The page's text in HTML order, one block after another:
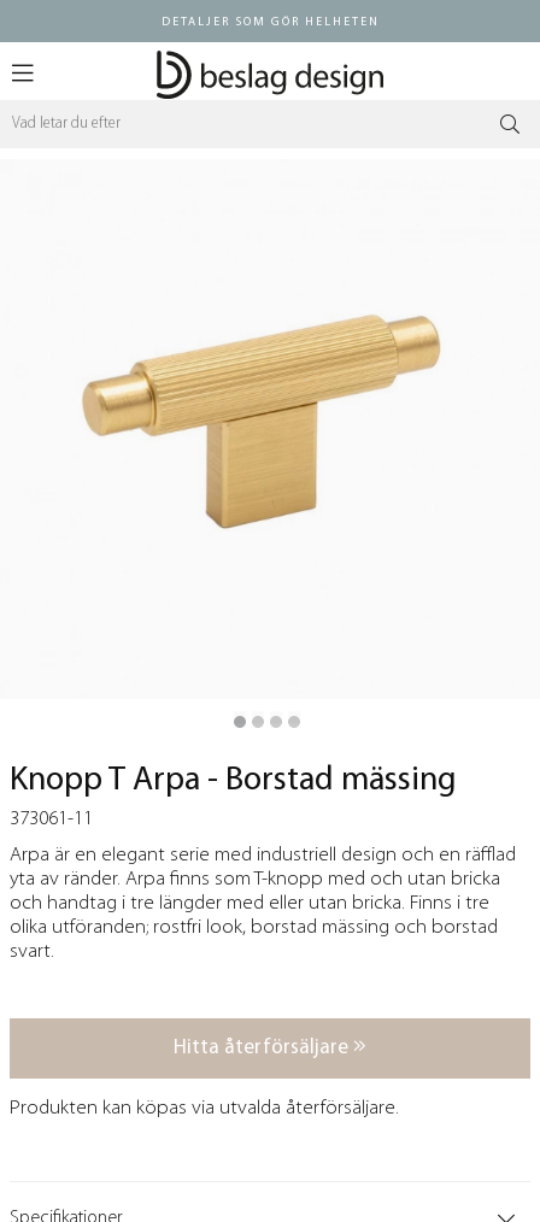
DETALJER SOM GÖR HELHETEN
Knopp T Arpa - Borstad mässing
373061-11
Arpa är en elegant serie med industriell design och en räfflad
yta av ränder. Arpa finns som T-knopp med och utan bricka
och handtag i tre längder med eller utan bricka. Finns i tre
olika utföranden; rostfri look, borstad mässing och borstad
svart.
Hitta återförsäljare
Produkten kan köpas via utvalda återförsäljare.